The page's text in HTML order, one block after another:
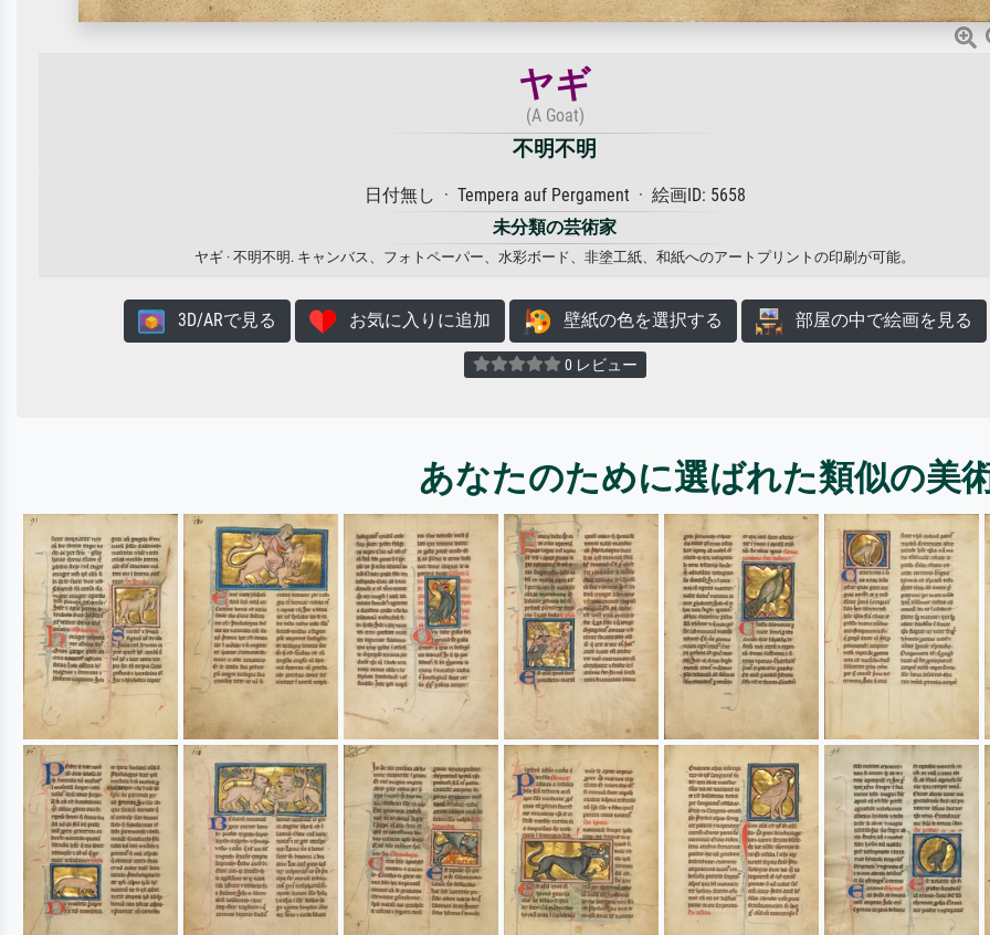
ヤギ
(A Goat)
不明不明
日付無し · Tempera auf Pergament · 絵画ID: 5658
未分類の芸術家
ヤギ · 不明不明. キャンバス、フォトペーパー、水彩ボード、非塗工紙、和紙へのアートプリントの印刷が可能。
3D/ARで見る お気に入りに追加 壁紙の色を選択する 部屋の中で絵画を見る
0 レビュー
あなたのために選ばれた類似の美